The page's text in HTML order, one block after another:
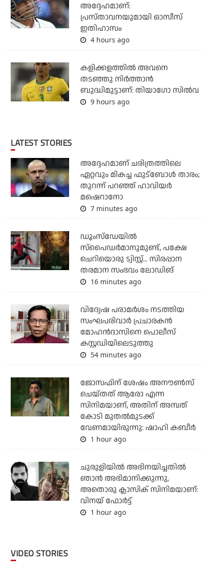
അദ്ദേഹമാണ്:
പ്രസ്താവനയുമായി ഓസീസ്
ഇതിഹാസം
4 hours ago
കളിക്കളത്തില്‍ അവനെ
തടഞ്ഞു നിര്‍ത്താന്‍
ബുദ്ധിമുട്ടാണ്: തിയാഗോ സില്‍വ
9 hours ago
LATEST STORIES
അദ്ദേഹമാണ് ചരിത്രത്തിലെ
ഏറ്റവും മികച്ച ഫുട്‌ബോള്‍ താരം;
തുറന്ന് പറഞ്ഞ് ഹാവിയര്‍
മഷെറാനോ
7 minutes ago
ഡൂംസ്‌ഡേയില്‍
സ്‌പൈഡര്‍മാനുമുണ്ട്, പക്ഷേ
ചെറിയൊരു ട്വിസ്റ്റ്... സിരപ്പാന
തരമാന സംഭവം ലോഡിങ്
16 minutes ago
വിദ്വേഷ പരാമര്‍ശം നടത്തിയ
സംഘപരിവാര്‍ പ്രചാരകന്‍
മോഹന്‍ദാസിനെ പൊലീസ്
കസ്റ്റഡിയിലെടുത്തു
54 minutes ago
ജോസഫിന് ശേഷം അനൗണ്‍സ്
ചെയ്തത് ആരോ എന്ന
സിനിമയാണ്, അതിന് അമ്പത്
കോടി മുതല്‍മുടക്ക്
വേണമായിരുന്നു: ഷാഹി കബീര്‍
1 hour ago
ചുരുളിയിൽ അഭിനയിച്ചതിൽ
ഞാൻ അഭിമാനിക്കുന്നു,
അതൊരു ക്ലാസിക് സിനിമയാണ്:
വിനയ് ഫോർട്ട്
1 hour ago
VIDEO STORIES